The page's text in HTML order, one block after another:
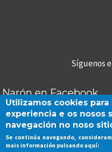
Síguenos
Narón en Facebook
Aviso Legal|Privacidade|
Utilizamos cookies para
experiencia e os nosos
navegación no noso
Se continúa navegando,
mais información pulsando aquí: